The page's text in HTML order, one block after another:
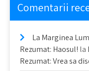
Comentarii
La Marginea
Rezumat: Haosul! la
Rezumat: Vrea sa